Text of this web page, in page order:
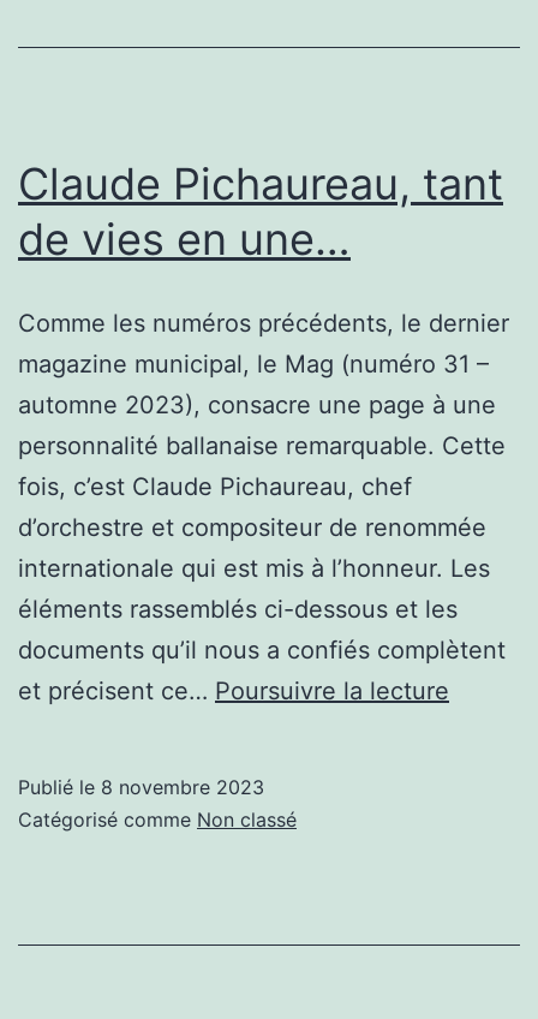
Claude Pichaureau, tant
de vies en une…
Comme les numéros précédents, le dernier
magazine municipal, le Mag (numéro 31 –
automne 2023), consacre une page à une
personnalité ballanaise remarquable. Cette
fois, c’est Claude Pichaureau, chef
d’orchestre et compositeur de renommée
internationale qui est mis à l’honneur. Les
éléments rassemblés ci-dessous et les
documents qu’il nous a confiés complètent
et précisent ce… Poursuivre la lecture
Publié le 8 novembre 2023
Catégorisé comme Non classé